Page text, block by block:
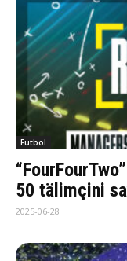
Futbol
50 tälimçini
2025-06-28